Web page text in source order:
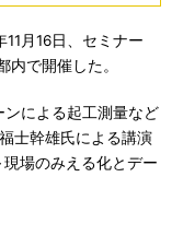
月16日、セミナー
内で開催した。
による起工測量など
士幹雄氏による講演
場のみえる化とデー